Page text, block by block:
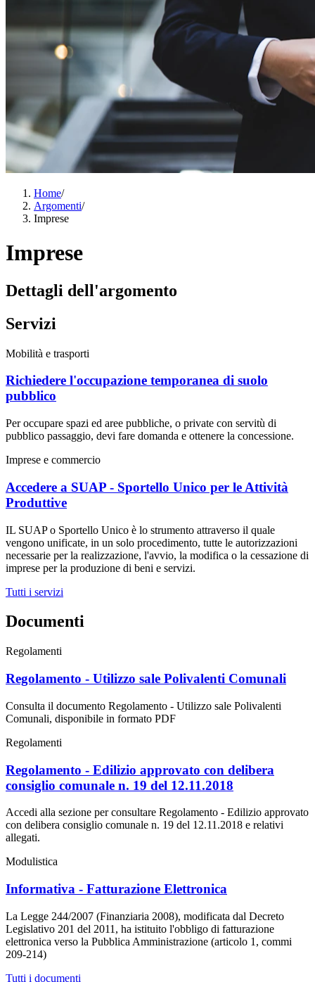
Home/
Argomenti/
Imprese
Imprese
Dettagli dell'argomento
Servizi
Mobilità e trasporti
Richiedere l'occupazione temporanea di suolo
pubblico
Per occupare spazi ed aree pubbliche, o private con servitù di
pubblico passaggio, devi fare domanda e ottenere la concessione.
Imprese e commercio
Accedere a SUAP - Sportello Unico per le Attività
Produttive
IL SUAP o Sportello Unico è lo strumento attraverso il quale
vengono unificate, in un solo procedimento, tutte le autorizzazioni
necessarie per la realizzazione, l'avvio, la modifica o la cessazione di
imprese per la produzione di beni e servizi.
Tutti i servizi
Documenti
Regolamenti
Regolamento - Utilizzo sale Polivalenti Comunali
Consulta il documento Regolamento - Utilizzo sale Polivalenti
Comunali, disponibile in formato PDF
Regolamenti
Regolamento - Edilizio approvato con delibera
consiglio comunale n. 19 del 12.11.2018
Accedi alla sezione per consultare Regolamento - Edilizio approvato
con delibera consiglio comunale n. 19 del 12.11.2018 e relativi
allegati.
Modulistica
Informativa - Fatturazione Elettronica
La Legge 244/2007 (Finanziaria 2008), modificata dal Decreto
Legislativo 201 del 2011, ha istituito l'obbligo di fatturazione
elettronica verso la Pubblica Amministrazione (articolo 1, commi
209-214)
Tutti i documenti